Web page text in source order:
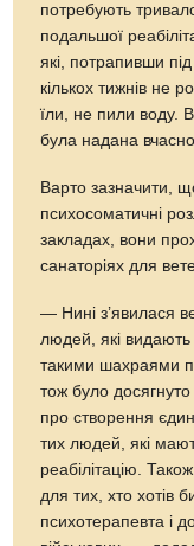
потребують
подальшої
які, потрапивши
кількох тижнів не
їли, не пили воду.
була надана
Варто зазначити,
психосоматичні
закладах, вони
санаторіях для
— Нині з’явилася
людей, які видають
такими шахраями
тож було досягнуто
про створення
тих людей, які
реабілітацію.
для тих, хто хотів
психотерапевта і